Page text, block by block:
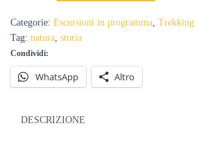
Gargano
nord
“Coppa
Ferrata”
5
Categorie: Escursioni in programma, Trekking
Tag: natura, storia
Condividi:
WhatsApp Altro
DESCRIZIONE